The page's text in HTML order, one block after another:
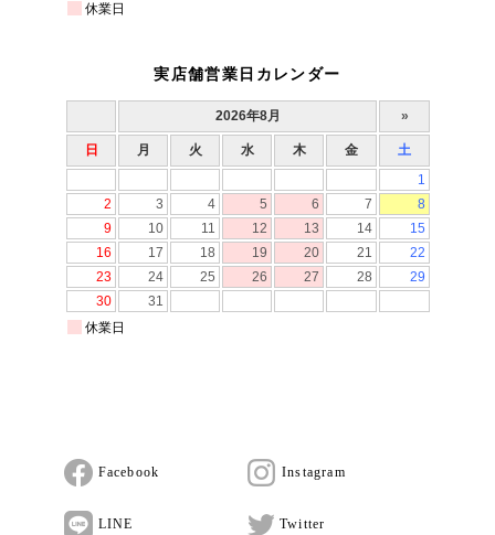
実店舗営業日カレンダー
Facebook Instagram
LINE Twitter